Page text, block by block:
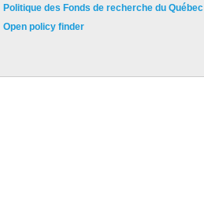
Politique des Fonds de recherche du Québec
Open policy finder